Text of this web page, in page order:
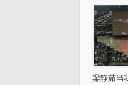
梁静茹当